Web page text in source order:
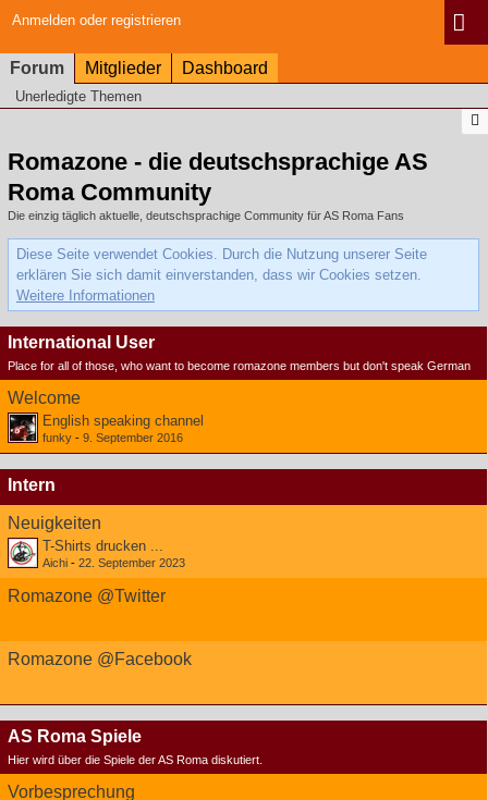
Anmelden oder registrieren
Forum Mitglieder Dashboard
Unerledigte Themen
Romazone - die deutschsprachige AS
Roma Community
Die einzig täglich aktuelle, deutschsprachige Community für AS Roma Fans
Diese Seite verwendet Cookies. Durch die Nutzung unserer Seite
erklären Sie sich damit einverstanden, dass wir Cookies setzen.
Weitere Informationen
International User
Place for all of those, who want to become romazone members but don't speak German
Welcome
English speaking channel
funky - 9. September 2016
Intern
Neuigkeiten
T-Shirts drucken ...
Aichi - 22. September 2023
Romazone @Twitter
Romazone @Facebook
AS Roma Spiele
Hier wird über die Spiele der AS Roma diskutiert.
Vorbesprechung